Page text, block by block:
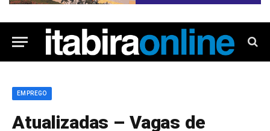
EMPREGO
Atualizadas – Vagas de